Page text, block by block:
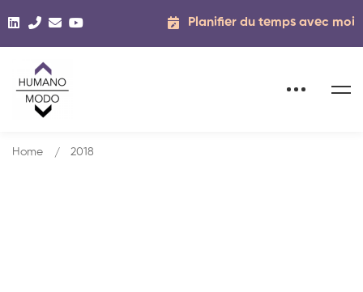
Planifier du temps avec moi
Home 2018